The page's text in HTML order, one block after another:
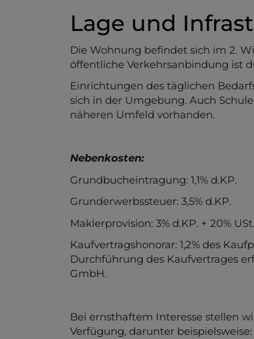
Lage und
Die Wohnung befindet sich im 2.
öffentliche Verkehrsanbindung ist
Einrichtungen des täglichen
sich in der Umgebung. Auch
näheren Umfeld vorhanden.
Nebenkosten:
Grundbucheintragung: 1,1% d.KP.
Grunderwerbssteuer: 3,5% d.KP.
Maklerprovision: 3% d.KP. + 20% USt.
Kaufvertragshonorar: 1,2% des
Durchführung des Kaufvertrages
GmbH.
Bei ernsthaftem Interesse stellen
Verfügung, darunter beispielsweise: